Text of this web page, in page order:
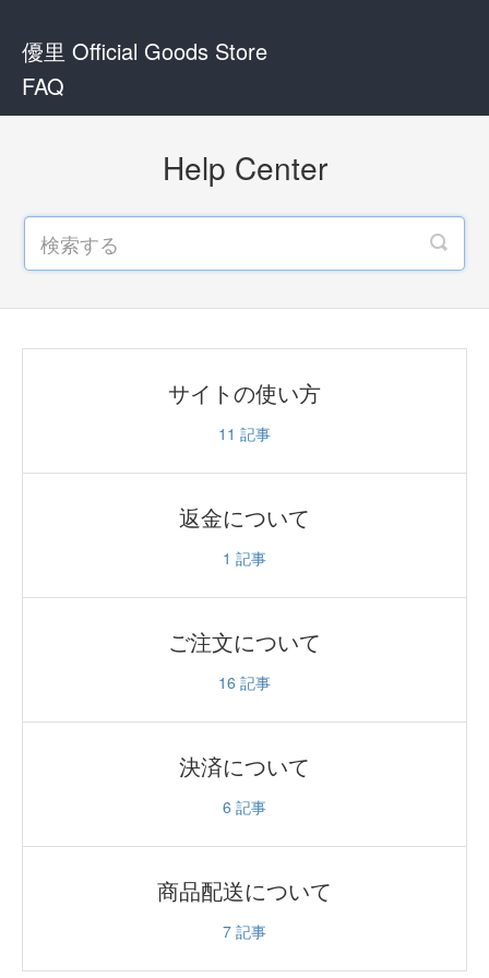
優里 Official Goods Store
FAQ
Help Center
サイトの使い方
11 記事
返金について
1 記事
ご注文について
16 記事
決済について
6 記事
商品配送について
7 記事